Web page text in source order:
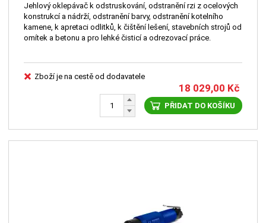
Jehlový oklepávač k odstruskování, odstranění rzi z ocelových
konstrukcí a nádrží, odstranění barvy, odstranění kotelního
kamene, k apretaci odlitků, k čištění lešení, stavebních strojů od
omítek a betonu a pro lehké čisticí a odrezovací práce.
Zboží je na cestě od dodavatele
18 029,00 Kč
PŘIDAT DO KOŠÍKU